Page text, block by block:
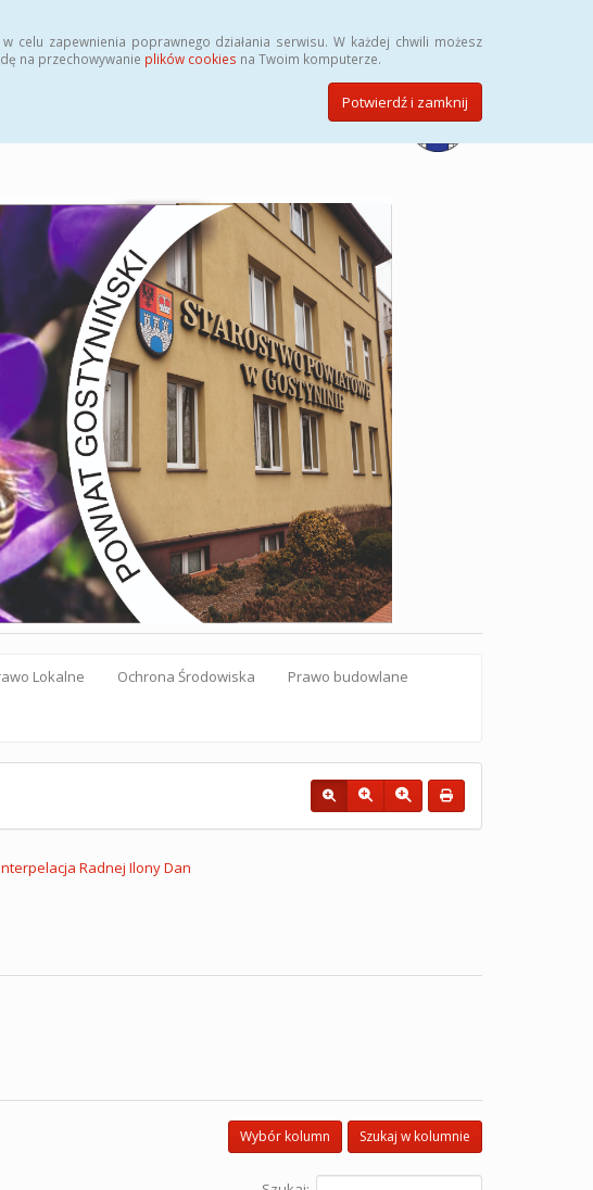
zapewnienia poprawnego działania serwisu. W każdej chwili możesz
na przechowywanie plików cookies na Twoim komputerze.
Potwierdź i zamknij
Lokalne Ochrona Środowiska Prawo budowlane
Radnej Ilony Dan
Szukaj w kolumnie
Wybór kolumn